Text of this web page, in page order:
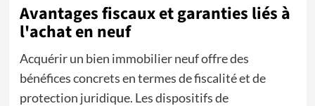
Avantages fiscaux et garanties liés à
l'achat en neuf
Acquérir un bien immobilier neuf offre des
bénéfices concrets en termes de fiscalité et de
protection juridique. Les dispositifs de